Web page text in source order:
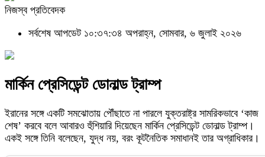
নিজস্ব প্রতিবেদক
সর্বশেষ আপডেট ১০:৩৭:৩৪ অপরাহ্ন, সোমবার, ৬ জুলাই ২০২৬
মার্কিন প্রেসিডেন্ট ডোনাল্ড ট্রাম্প
ইরানের সঙ্গে একটি সমঝোতায় পৌঁছাতে না পারলে যুক্তরাষ্ট্র সামরিকভাবে ‘কাজ
শেষ’ করবে বলে আবারও হুঁশিয়ারি দিয়েছেন মার্কিন প্রেসিডেন্ট ডোনাল্ড ট্রাম্প।
একই সঙ্গে তিনি বলেছেন, যুদ্ধ নয়, বরং কূটনৈতিক সমাধানই তার অগ্রাধিকার।